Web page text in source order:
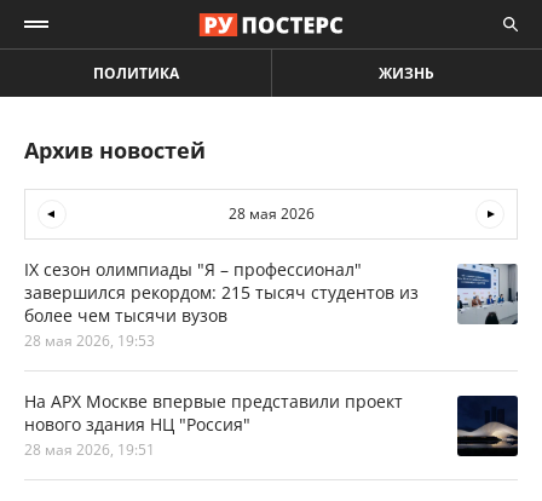
ПОЛИТИКА ЖИЗНЬ
Архив новостей
28 мая 2026
IX сезон олимпиады "Я – профессионал"
завершился рекордом: 215 тысяч студентов из
более чем тысячи вузов
28 мая 2026, 19:53
На АРХ Москве впервые представили проект
нового здания НЦ "Россия"
28 мая 2026, 19:51